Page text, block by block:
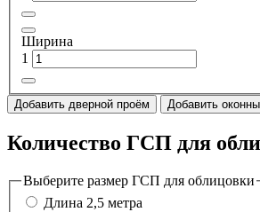
Ширина
1
Добавить дверной проём Добавить
Количество ГСП для
Выберите размер ГСП для облицовки
Длина 2,5 метра